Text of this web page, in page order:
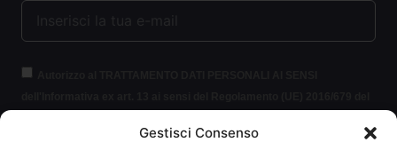
Gestisci Consenso
protezione delle persone fisiche con riguardo al trattamento dei dati